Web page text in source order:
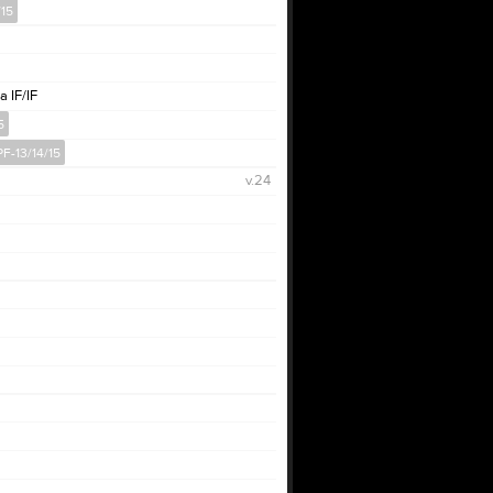
IF/IF
13/14/15
v.24